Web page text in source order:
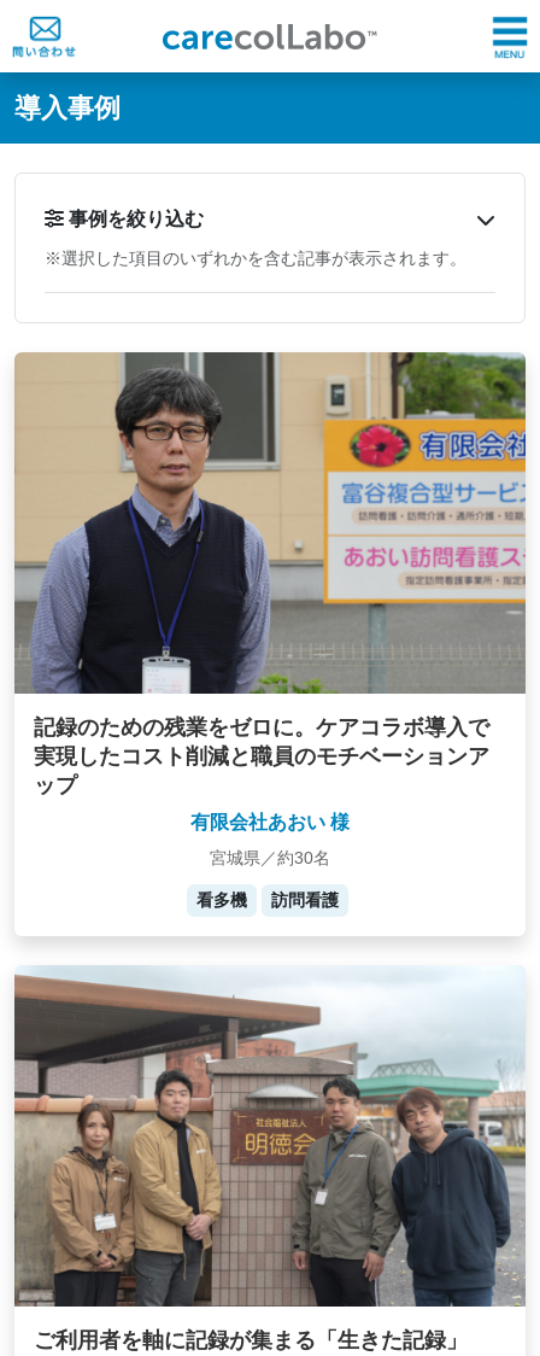
@ -0,0 +1,60 @@
導入事例
事例を絞り込む
※選択した項目のいずれかを含む記事が表示されます。
記録のための残業をゼロに。ケアコラボ導入で
実現したコスト削減と職員のモチベーションア
ップ
有限会社あおい 様
宮城県／約30名
看多機 訪問看護
ご利用者を軸に記録が集まる「生きた記録」